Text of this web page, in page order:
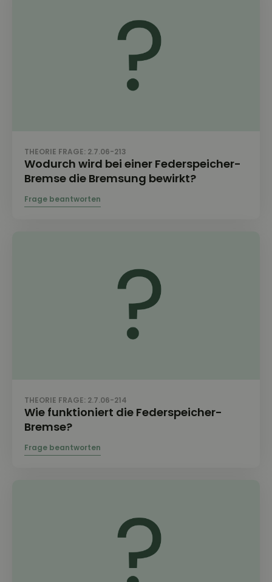
THEORIE FRAGE: 2.7.06-213
Wodurch wird bei einer Federspeicher-
Bremse die Bremsung bewirkt?
THEORIE FRAGE: 2.7.06-214
Wie funktioniert die Federspeicher-
Bremse?